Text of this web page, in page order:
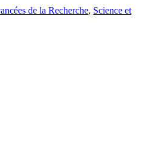
de la Recherche, Science et